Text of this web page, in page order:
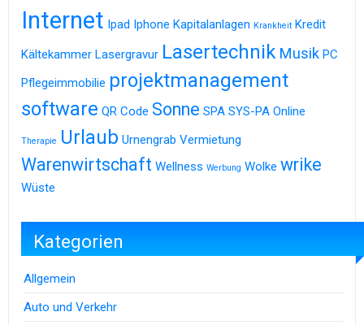
Internet Ipad Iphone Kapitalanlagen Krankheit Kredit
Kältekammer Lasergravur Lasertechnik Musik PC
Pflegeimmobilie projektmanagement
software QR Code Sonne SPA SYS-PA Online
Therapie Urlaub Urnengrab Vermietung
Warenwirtschaft Wellness Werbung Wolke wrike
Wüste
Kategorien
Allgemein
Auto und Verkehr